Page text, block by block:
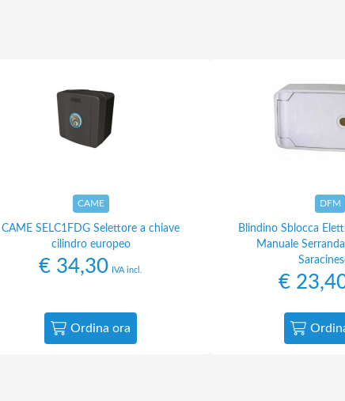
CAME
CAME SELC1FDG Selettore a chiave
cilindro europeo
€ 34,30 IVA incl.
Ordina ora
DFM
Blindino Sblocca
Manuale
€